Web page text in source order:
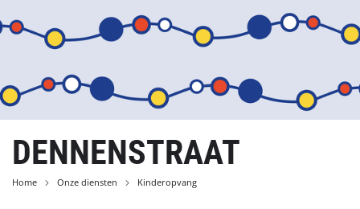
DENNENSTRAAT
Home Onze diensten Kinderopvang